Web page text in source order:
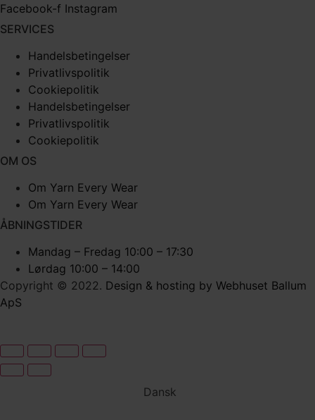
Facebook-f Instagram
SERVICES
Handelsbetingelser
Privatlivspolitik
Cookiepolitik
Handelsbetingelser
Privatlivspolitik
Cookiepolitik
OM OS
Om Yarn Every Wear
Om Yarn Every Wear
ÅBNINGSTIDER
Mandag – Fredag 10:00 – 17:30
Lørdag 10:00 – 14:00
Copyright © 2022. Design & hosting by Webhuset Ballum
ApS
Dansk